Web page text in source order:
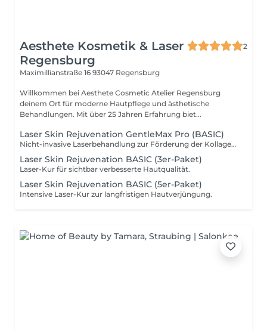
Aesthete Kosmetik & Laser
Regensburg
2
Maximillianstraße 16 93047 Regensburg
Willkommen bei Aesthete Cosmetic Atelier Regensburg
deinem Ort für moderne Hautpflege und ästhetische
Behandlungen. Mit über 25 Jahren Erfahrung biet...
Laser Skin Rejuvenation GentleMax Pro (BASIC)
Nicht-invasive Laserbehandlung zur Förderung der Kollagenbildung, Verfeinerung der Hautstruktur und für einen frischen Glow.
Laser Skin Rejuvenation BASIC (3er-Paket)
Laser-Kur für sichtbar verbesserte Hautqualität.
Laser Skin Rejuvenation BASIC (5er-Paket)
Intensive Laser-Kur zur langfristigen Hautverjüngung.